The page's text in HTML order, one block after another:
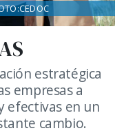
estratégica
empresas a
efectivas en un
cambio.